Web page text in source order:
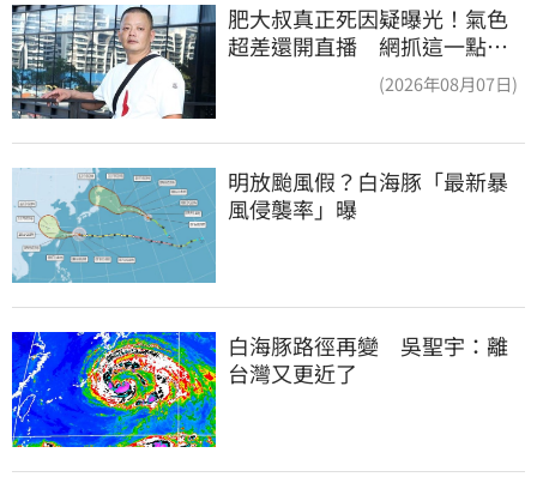
肥大叔真正死因疑曝光！氣色
超差還開直播 網抓這一點超
(2026年08月07日)
明放颱風假？白海豚「最新暴
風侵襲率」曝
白海豚路徑再變　吳聖宇：離
台灣又更近了